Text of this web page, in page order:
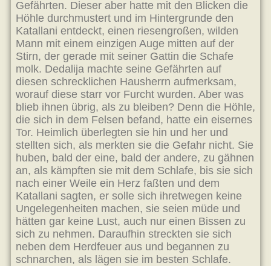
Gefährten. Dieser aber hatte mit den Blicken die
Höhle durchmustert und im Hintergrunde den
Katallani entdeckt, einen riesengroßen, wilden
Mann mit einem einzigen Auge mitten auf der
Stirn, der gerade mit seiner Gattin die Schafe
molk. Dedalija machte seine Gefährten auf
diesen schrecklichen Hausherrn aufmerksam,
worauf diese starr vor Furcht wurden. Aber was
blieb ihnen übrig, als zu bleiben? Denn die Höhle,
die sich in dem Felsen befand, hatte ein eisernes
Tor. Heimlich überlegten sie hin und her und
stellten sich, als merkten sie die Gefahr nicht. Sie
huben, bald der eine, bald der andere, zu gähnen
an, als kämpften sie mit dem Schlafe, bis sie sich
nach einer Weile ein Herz faßten und dem
Katallani sagten, er solle sich ihretwegen keine
Ungelegenheiten machen, sie seien müde und
hätten gar keine Lust, auch nur einen Bissen zu
sich zu nehmen. Daraufhin streckten sie sich
neben dem Herdfeuer aus und begannen zu
schnarchen, als lägen sie im besten Schlafe.